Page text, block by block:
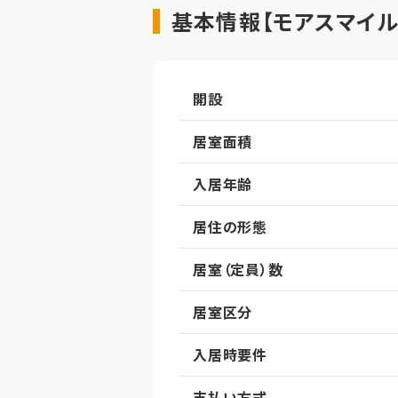
基本情報【モアスマイ
開設
居室面積
入居年齢
居住の形態
居室（定員）数
居室区分
入居時要件